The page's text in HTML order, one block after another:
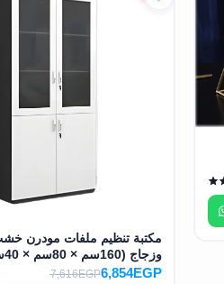
12956
6,854EGP
7,616EGP